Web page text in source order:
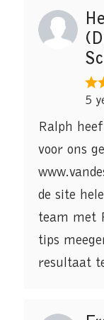
5
Ralph
voor ons
de site
team met
tips
resultaat